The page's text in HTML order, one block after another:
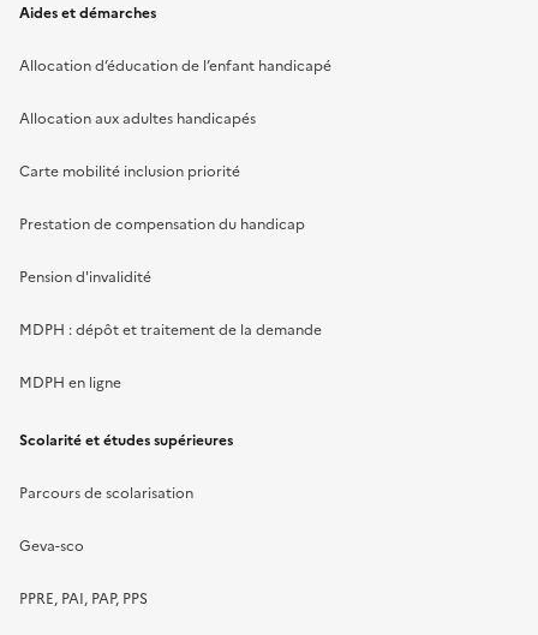
Aides et démarches
Allocation d’éducation de l’enfant handicapé
Allocation aux adultes handicapés
Carte mobilité inclusion priorité
Prestation de compensation du handicap
Pension d'invalidité
MDPH : dépôt et traitement de la demande
MDPH en ligne
Scolarité et études supérieures
Parcours de scolarisation
Geva-sco
PPRE, PAI, PAP, PPS